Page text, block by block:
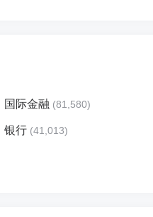
国际金融 (81,580)
银行 (41,013)